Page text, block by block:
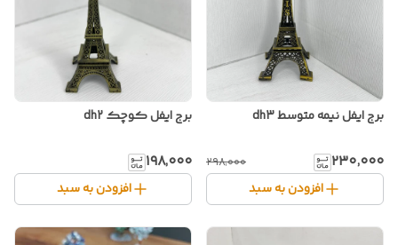
برج ایفل نیمه متوسط dh3
۲۳۰٬۰۰۰ ۲۹۸٬۰۰۰
افزودن به سبد
برج ایفل کوچک dh2
۱۹۸٬۰۰۰
افزودن به سبد